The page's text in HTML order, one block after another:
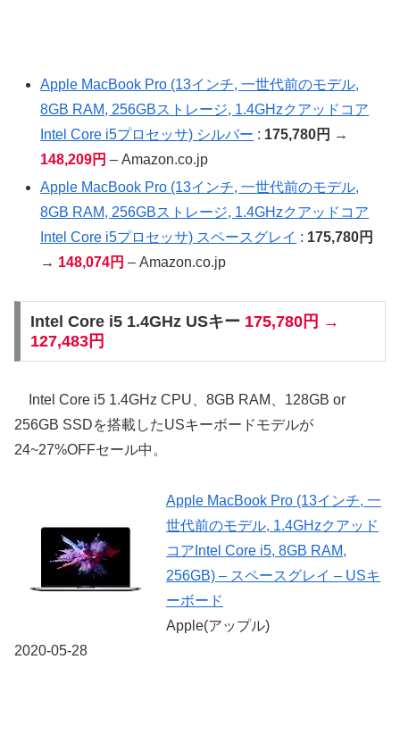
Apple MacBook Pro (13インチ, 一世代前のモデル,
8GB RAM, 256GBストレージ, 1.4GHzクアッドコア
Intel Core i5プロセッサ) シルバー : 175,780円 →
148,209円 – Amazon.co.jp
Apple MacBook Pro (13インチ, 一世代前のモデル,
8GB RAM, 256GBストレージ, 1.4GHzクアッドコア
Intel Core i5プロセッサ) スペースグレイ : 175,780円
→ 148,074円 – Amazon.co.jp
Intel Core i5 1.4GHz USキー 175,780円 →
127,483円
Intel Core i5 1.4GHz CPU、8GB RAM、128GB or
256GB SSDを搭載したUSキーボードモデルが
24~27%OFFセール中。
Apple MacBook Pro (13インチ, 一
世代前のモデル, 1.4GHzクアッド
コアIntel Core i5, 8GB RAM,
256GB) – スペースグレイ – USキ
ーボード
Apple(アップル)
2020-05-28